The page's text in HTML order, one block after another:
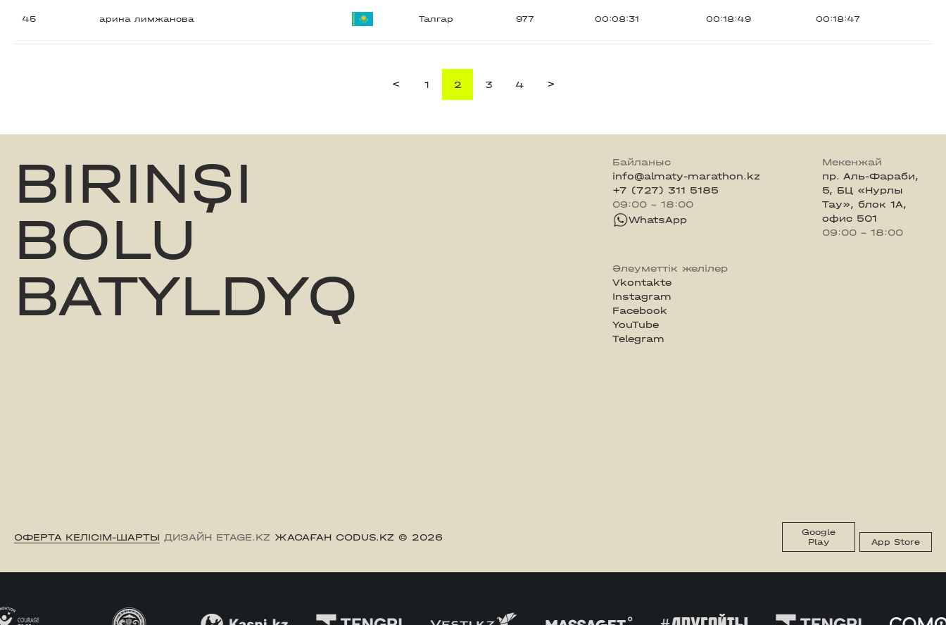
45 арина лимжанова Талгар 977 00:08:31 00:18:49 00:18:47
< 1 2 3 4 >
BIRINŞI
BOLU
BATYLDYQ
Байланыс
info@almaty-marathon.kz
+7 (727) 311 5185
09:00 - 18:00
WhatsApp
Мекенжай
пр. Аль-Фараби,
5, БЦ «Нурлы
Тау», блок 1А,
офис 501
09:00 - 18:00
Әлеуметтік желілер
Vkontakte
Instagram
Facebook
YouTube
Telegram
ОФЕРТА КЕЛІСІМ-ШАРТЫ ДИЗАЙН ETAGE.KZ ЖАСАҒАН CODUS.KZ © 2026
Google
Play
App Store